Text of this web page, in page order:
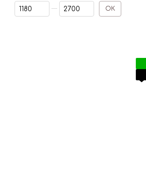
Від Ціна, грн
До Ціна, грн
ОК